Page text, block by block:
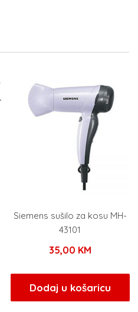
Siemens sušilo za kosu MH-
43101
35,00 KM
Dodaj u košaricu